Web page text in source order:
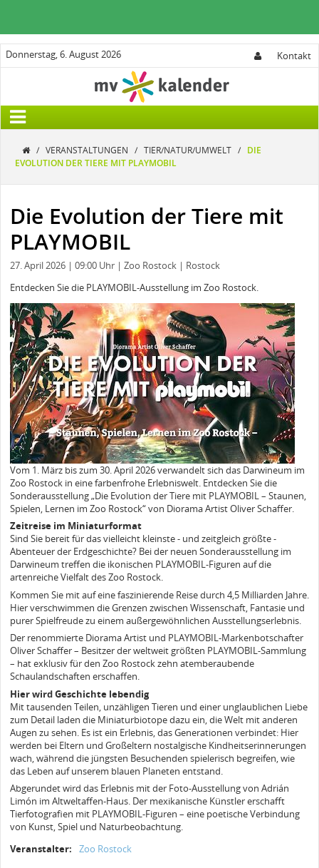
Donnerstag, 6. August 2026 Kontakt
/ VERANSTALTUNGEN / TIER/NATUR/UMWELT / DIE
EVOLUTION DER TIERE MIT PLAYMOBIL
Die Evolution der Tiere mit
PLAYMOBIL
27. April 2026 | 09:00 Uhr | Zoo Rostock | Rostock
Entdecken Sie die PLAYMOBIL-Ausstellung im Zoo Rostock.
Vom 1. März bis zum 30. April 2026 verwandelt sich das Darwineum im
Zoo Rostock in eine farbenfrohe Erlebniswelt. Entdecken Sie die
Sonderausstellung „Die Evolution der Tiere mit PLAYMOBIL – Staunen,
Spielen, Lernen im Zoo Rostock“ von Diorama Artist Oliver Schaffer.
Zeitreise im Miniaturformat
Sind Sie bereit für das vielleicht kleinste - und zeitgleich größte -
Abenteuer der Erdgeschichte? Bei der neuen Sonderausstellung im
Darwineum treffen die ikonischen PLAYMOBIL-Figuren auf die
artenreiche Vielfalt des Zoo Rostock.
Kommen Sie mit auf eine faszinierende Reise durch 4,5 Milliarden Jahre.
Hier verschwimmen die Grenzen zwischen Wissenschaft, Fantasie und
purer Spielfreude zu einem außergewöhnlichen Ausstellungserlebnis.
Der renommierte Diorama Artist und PLAYMOBIL-Markenbotschafter
Oliver Schaffer – Besitzer der weltweit größten PLAYMOBIL-Sammlung
– hat exklusiv für den Zoo Rostock zehn atemberaubende
Schaulandschaften erschaffen.
Hier wird Geschichte lebendig
Mit tausenden Teilen, unzähligen Tieren und einer unglaublichen Liebe
zum Detail laden die Miniaturbiotope dazu ein, die Welt mit anderen
Augen zu sehen. Es ist ein Erlebnis, das Generationen verbindet: Hier
werden bei Eltern und Großeltern nostalgische Kindheitserinnerungen
wach, während die jüngsten Besuchenden spielerisch begreifen, wie
das Leben auf unserem blauen Planeten entstand.
Abgerundet wird das Erlebnis mit der Foto-Ausstellung von Adrián
Limón im Altweltaffen-Haus. Der mexikanische Künstler erschafft
Tierfotografien mit PLAYMOBIL-Figuren – eine poetische Verbindung
von Kunst, Spiel und Naturbeobachtung.
Veranstalter:
Zoo Rostock